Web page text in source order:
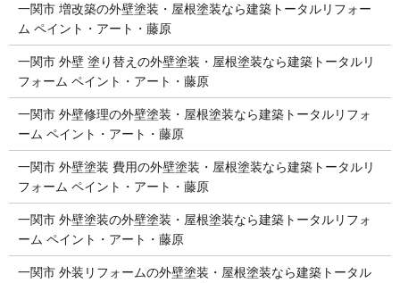
一関市 増改築の外壁塗装・屋根塗装なら建築トータルリフォー
ム ペイント・アート・藤原
一関市 外壁 塗り替えの外壁塗装・屋根塗装なら建築トータルリ
フォーム ペイント・アート・藤原
一関市 外壁修理の外壁塗装・屋根塗装なら建築トータルリフォ
ーム ペイント・アート・藤原
一関市 外壁塗装 費用の外壁塗装・屋根塗装なら建築トータルリ
フォーム ペイント・アート・藤原
一関市 外壁塗装の外壁塗装・屋根塗装なら建築トータルリフォ
ーム ペイント・アート・藤原
一関市 外装リフォームの外壁塗装・屋根塗装なら建築トータル